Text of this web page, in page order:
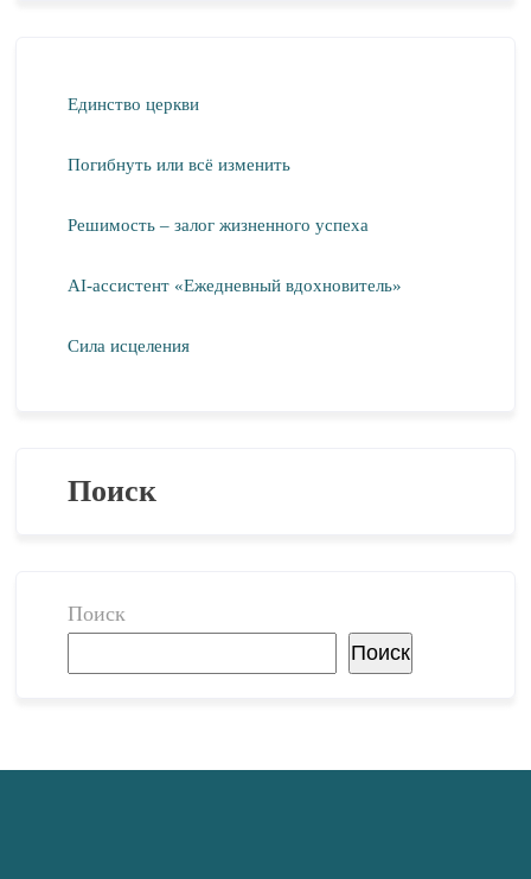
Единство церкви
Погибнуть или всё изменить
Решимость – залог жизненного успеха
AI-ассистент «Ежедневный вдохновитель»
Сила исцеления
Поиск
Поиск
Поиск